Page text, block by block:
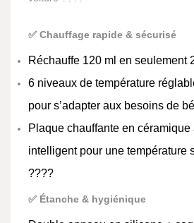
✅ Chauffage rapide & sécurisé
Réchauffe 120 ml en seulement
6 niveaux de température
pour s’adapter aux besoins de
Plaque chauffante en céramique
intelligent pour une température
????️
✅ Étanche & hygiénique